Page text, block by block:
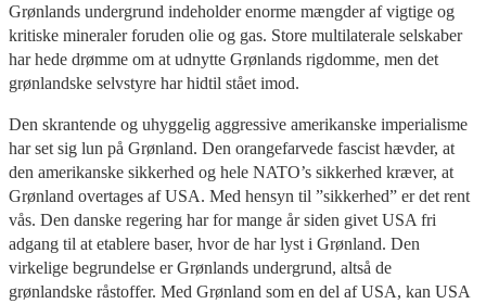
Grønlands undergrund indeholder enorme mængder af vigtige og
kritiske mineraler foruden olie og gas. Store multilaterale selskaber
har hede drømme om at udnytte Grønlands rigdomme, men det
grønlandske selvstyre har hidtil stået imod.
Den skrantende og uhyggelig aggressive amerikanske imperialisme
har set sig lun på Grønland. Den orangefarvede fascist hævder, at
den amerikanske sikkerhed og hele NATO’s sikkerhed kræver, at
Grønland overtages af USA. Med hensyn til ”sikkerhed” er det rent
vås. Den danske regering har for mange år siden givet USA fri
adgang til at etablere baser, hvor de har lyst i Grønland. Den
virkelige begrundelse er Grønlands undergrund, altså de
grønlandske råstoffer. Med Grønland som en del af USA, kan USA